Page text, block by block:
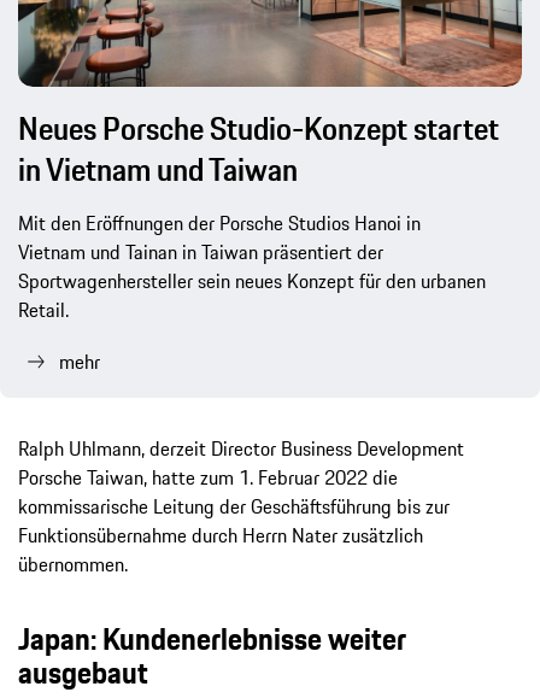
Neues Porsche Studio-Konzept startet
in Vietnam und Taiwan
Mit den Eröffnungen der Porsche Studios Hanoi in
Vietnam und Tainan in Taiwan präsentiert der
Sportwagenhersteller sein neues Konzept für den urbanen
Retail.
mehr
Ralph Uhlmann, derzeit Director Business Development
Porsche Taiwan, hatte zum 1. Februar 2022 die
kommissarische Leitung der Geschäftsführung bis zur
Funktionsübernahme durch Herrn Nater zusätzlich
übernommen.
Japan: Kundenerlebnisse weiter
ausgebaut